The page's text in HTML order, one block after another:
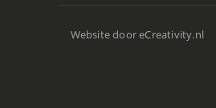
Website dooreCreativity.nl